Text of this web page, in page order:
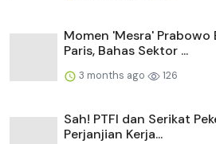
Momen 'Mesra'
Paris, Bahas Sektor ...
3 months ago 126
Sah! PTFI dan Serikat
Perjanjian Kerja...